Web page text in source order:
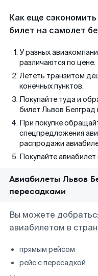
Как еще
билет на самолет
У разных
различаются по цене.
Лететь транзитом
конечных пунктов.
Покупайте туда и
билет Львов Белград
При покупке
спецпредложения
распродажи
Покупайте
Авиабилеты Львов
пересадками
Вы можете
авиабилетом в
прямым рейсом
рейс с пересадкой